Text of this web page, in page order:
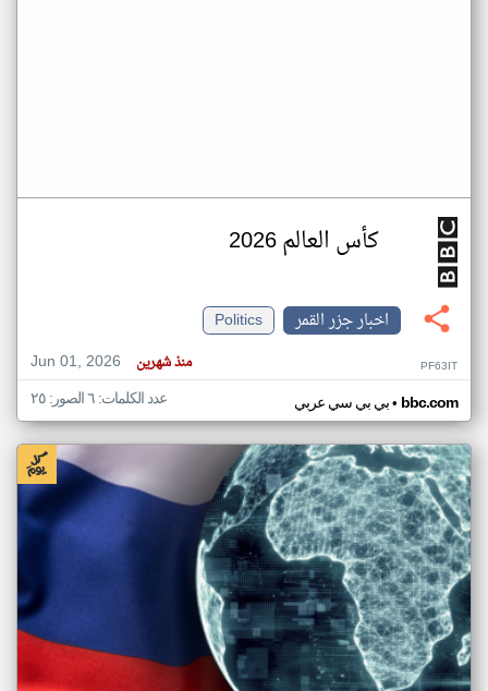
كأس العالم 2026
اخبار جزر القمر
Politics
Jun 01, 2026
منذ شهرين PF63IT
بي بي سي عربي• bbc.com عدد الكلمات: ٦ الصور: ٢٥